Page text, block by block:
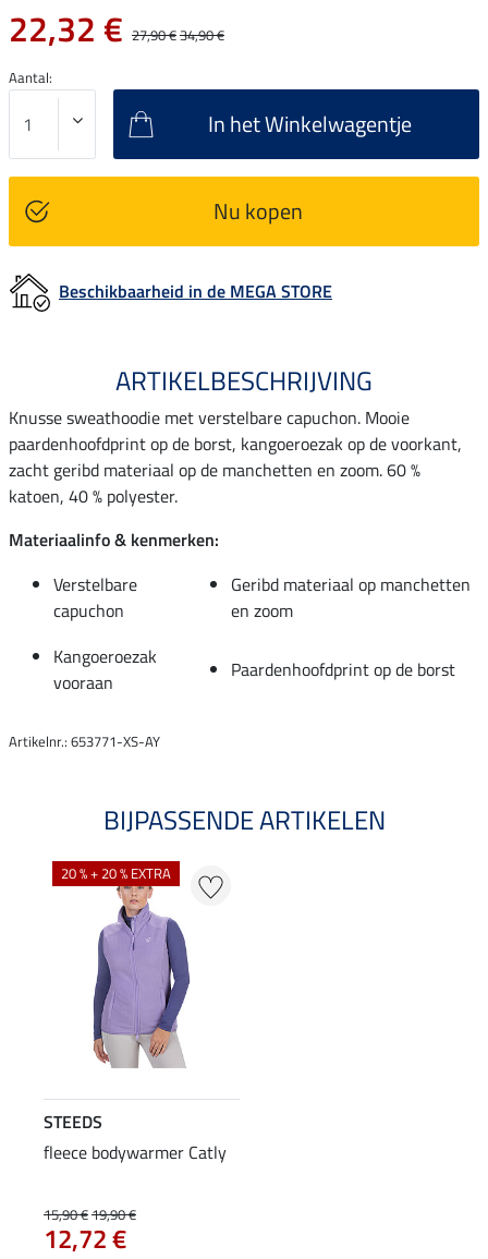
22,32 € 27,90 €34,90 €
Aantal:
In het Winkelwagentje
Nu kopen
Beschikbaarheid in de MEGA STORE
ARTIKELBESCHRIJVING
Knusse sweathoodie met verstelbare capuchon. Mooie
paardenhoofdprint op de borst, kangoeroezak op de voorkant,
zacht geribd materiaal op de manchetten en zoom. 60 %
katoen, 40 % polyester.
Materiaalinfo & kenmerken:
Verstelbare
capuchon
Geribd materiaal op manchetten
en zoom
Kangoeroezak
vooraan
Paardenhoofdprint op de borst
Artikelnr.: 653771-XS-AY
BIJPASSENDE ARTIKELEN
20 % + 20 % EXTRA
STEEDS
fleece bodywarmer Catly
15,90 €19,90 €
12,72 €